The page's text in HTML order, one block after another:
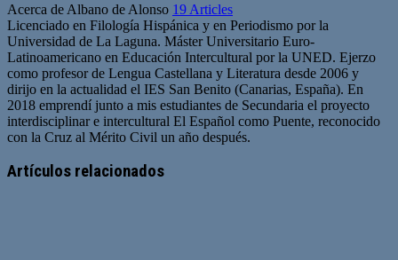
Acerca de Albano de Alonso 19 Articles
Licenciado en Filología Hispánica y en Periodismo por la
Universidad de La Laguna. Máster Universitario Euro-
Latinoamericano en Educación Intercultural por la UNED. Ejerzo
como profesor de Lengua Castellana y Literatura desde 2006 y
dirijo en la actualidad el IES San Benito (Canarias, España). En
2018 emprendí junto a mis estudiantes de Secundaria el proyecto
interdisciplinar e intercultural El Español como Puente, reconocido
con la Cruz al Mérito Civil un año después.
Artículos relacionados